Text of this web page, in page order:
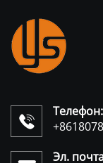

Телефон:
Эл.